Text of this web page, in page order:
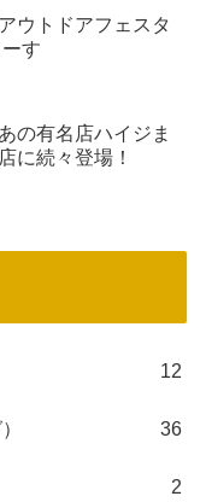
ウトドアフェスタ
す
の有名店ハイジま
に続々登場！
12
36
2